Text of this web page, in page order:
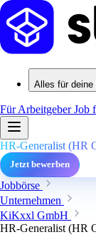
Alles für deine
Für ArbeitgeberJob
HR-Generalist (HR
Jetzt bewerben
Jobbörse
Unternehmen
KiKxxl GmbH
HR-Generalist (HR